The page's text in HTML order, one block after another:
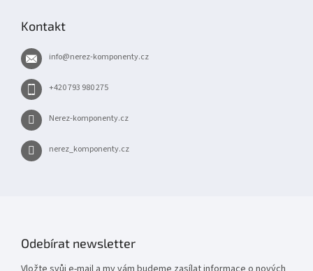
Kontakt
info@nerez-komponenty.cz
+420 793 980 275
Nerez-komponenty.cz
nerez_komponenty.cz
Odebírat newsletter